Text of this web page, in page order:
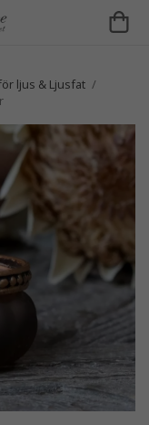
ljus & Ljusfat /